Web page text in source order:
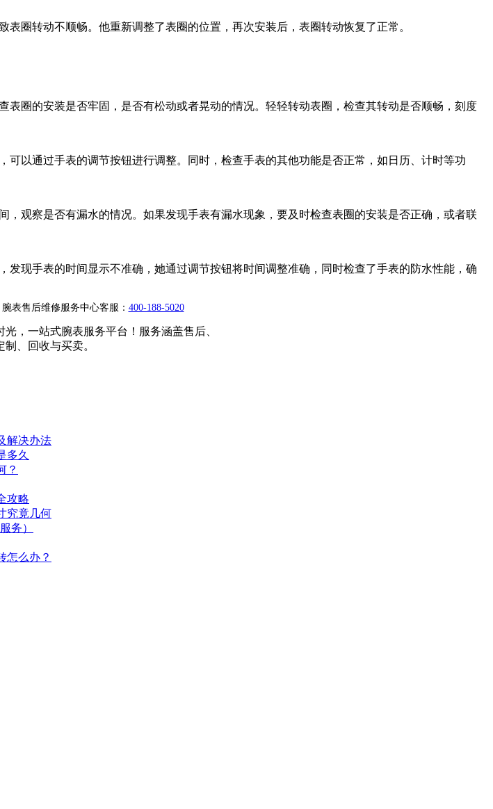
圈转动不顺畅。他重新调整了表圈的位置，再次安装后，表圈转动恢复了正常。
表圈的安装是否牢固，是否有松动或者晃动的情况。轻轻转动表圈，检查其转动是否顺畅，刻度
可以通过手表的调节按钮进行调整。同时，检查手表的其他功能是否正常，如日历、计时等功
，观察是否有漏水的情况。如果发现手表有漏水现象，要及时检查表圈的安装是否正确，或者联
发现手表的时间显示不准确，她通过调节按钮将时间调整准确，同时检查了手表的防水性能，确
腕表售后维修服务中心客服： 400-188-5020
解决办法
多久
？
攻略
究竟几何
务）
怎么办？